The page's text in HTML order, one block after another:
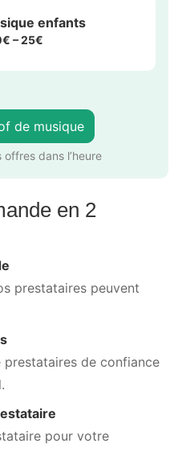
enfants
– 25€
de musique
offres dans l’heure
en 2
prestataires peuvent
prestataires de confiance
pour votre